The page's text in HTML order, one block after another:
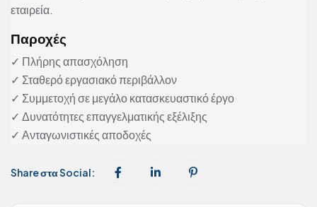
εταιρεία.
Παροχές
✓ Πλήρης απασχόληση
✓ Σταθερό εργασιακό περιβάλλον
✓ Συμμετοχή σε μεγάλο κατασκευαστικό έργο
✓ Δυνατότητες επαγγελματικής εξέλιξης
✓ Ανταγωνιστικές αποδοχές
Share στα Social: